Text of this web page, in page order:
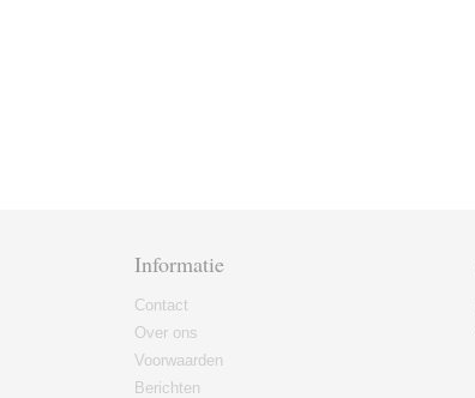
Informatie
Contact
Over ons
Voorwaarden
Berichten